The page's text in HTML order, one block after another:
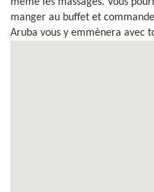
manger au buffet et
Aruba vous y emmènera avec